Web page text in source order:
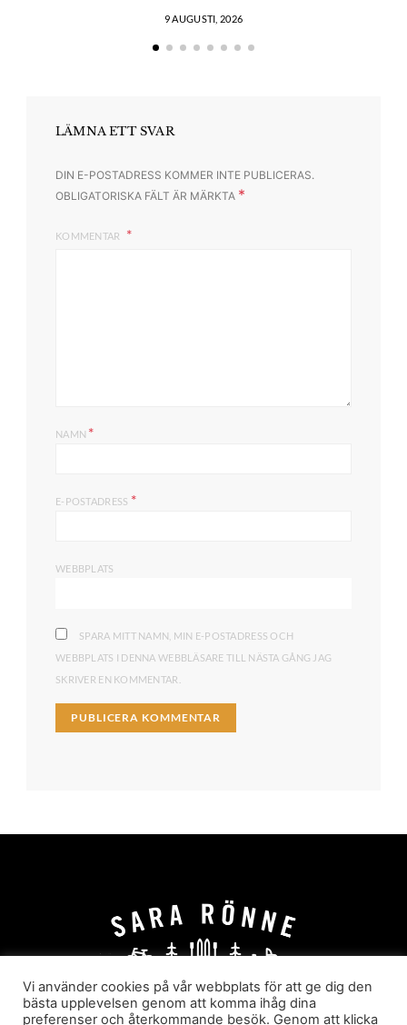
9 AUGUSTI, 2026
LÄMNA ETT SVAR
DIN E-POSTADRESS KOMMER INTE PUBLICERAS.
OBLIGATORISKA FÄLT ÄR MÄRKTA *
KOMMENTAR
NAMN *
E-POSTADRESS *
WEBBPLATS
SPARA MITT NAMN, MIN E-POSTADRESS OCH
WEBBPLATS I DENNA WEBBLÄSARE TILL NÄSTA GÅNG JAG
SKRIVER EN KOMMENTAR.
Vi använder cookies på vår webbplats för att ge dig den
bästa upplevelsen genom att komma ihåg dina
preferenser och återkommande besök. Genom att klicka